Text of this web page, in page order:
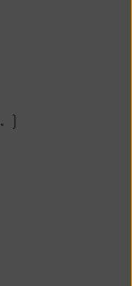
Sahara occidental (MAD د.م.)